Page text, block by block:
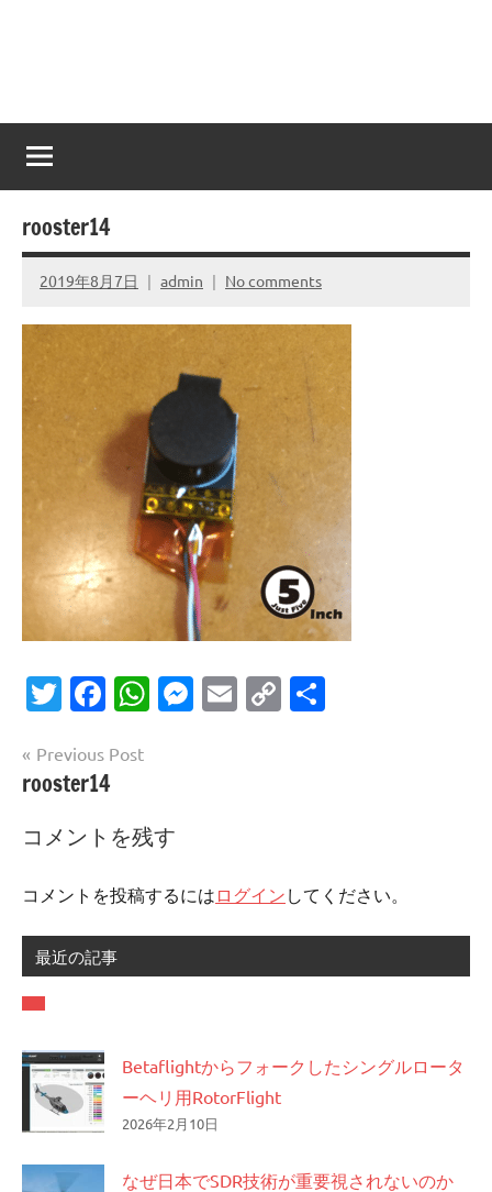
rooster14
2019年8月7日 admin No comments
Twitter
Facebook
WhatsApp
Messenger
Email
Copy
投
稿
ナ
ゲ
ー
シ
ョ
ン
Previous Post
rooster14
コメントを残す
コメントを投稿するには ログイン してください。
最近の記事
Betaflightからフォークしたシングルロータ
ーヘリ用RotorFlight
2026年2月10日
なぜ日本でSDR技術が重要視されないのか